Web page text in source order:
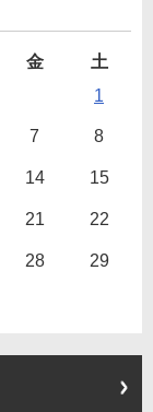
金
土
1
7 8
14 15
21 22
28 29